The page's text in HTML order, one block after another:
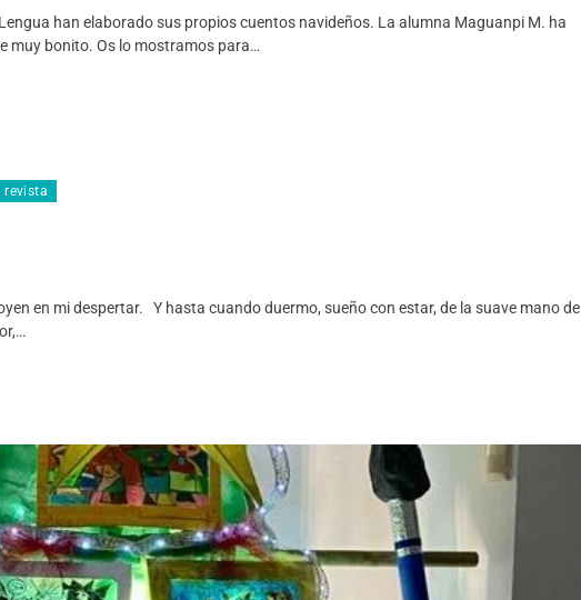
han elaborado sus propios cuentos navideños. La alumna Maguanpi M. ha
muy bonito. Os lo mostramos para…
revista
en mi despertar. Y hasta cuando duermo, sueño con estar, de la suave mano de